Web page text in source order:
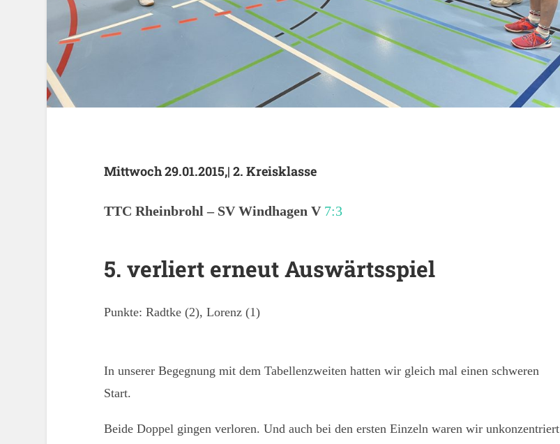
Mittwoch 29.01.2015,| 2. Kreisklasse
TTC Rheinbrohl – SV Windhagen V 7:3
5. verliert erneut Auswärtsspiel
Punkte: Radtke (2), Lorenz (1)
In unserer Begegnung mit dem Tabellenzweiten hatten wir gleich mal einen schweren
Start.
Beide Doppel gingen verloren. Und auch bei den ersten Einzeln waren wir unkonzentriert